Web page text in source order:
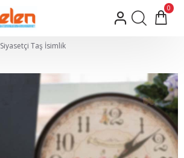
0
Siyasetçi Taş İsimlik